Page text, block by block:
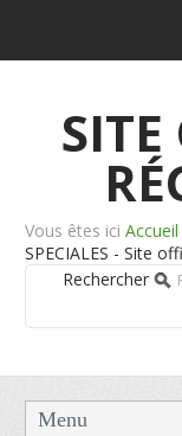
SITE
Vous êtes ici Accueil
SPECIALES - Site
Rechercher
Menu